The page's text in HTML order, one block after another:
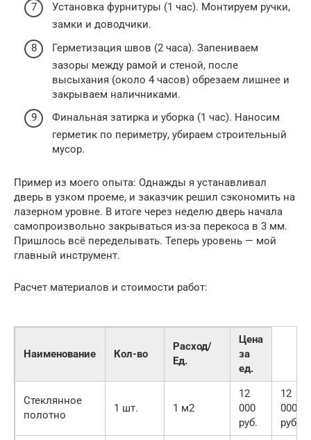
Установка фурнитуры (1 час). Монтируем ручки,
замки и доводчики.
Герметизация швов (2 часа). Запениваем
зазоры между рамой и стеной, после
высыхания (около 4 часов) обрезаем лишнее и
закрываем наличниками.
Финальная затирка и уборка (1 час). Наносим
герметик по периметру, убираем строительный
мусор.
Пример из моего опыта: Однажды я устанавливал
дверь в узком проеме, и заказчик решил сэкономить на
лазерном уровне. В итоге через неделю дверь начала
самопроизвольно закрываться из-за перекоса в 3 мм.
Пришлось всё переделывать. Теперь уровень — мой
главный инструмент.
Расчет материалов и стоимости работ:
Наименование Кол-во
Расход/
Ед.
Цена
за
ед.
Стеклянное
полотно
1 шт. 1 м2
12
000
руб.
12
000
руб.